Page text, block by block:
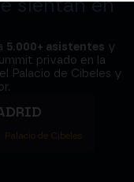
sientan en
5.000+ asistentes y
privado en la
Palacio de Cibeles y
de Cibeles